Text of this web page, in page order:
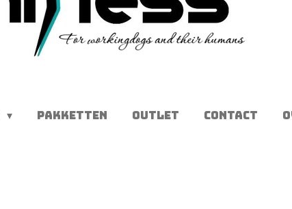
PAKKETTEN OUTLET CONTACT